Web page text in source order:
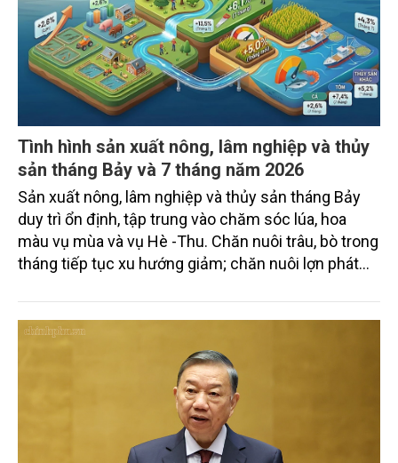
Tình hình sản xuất nông, lâm nghiệp và thủy
sản tháng Bảy và 7 tháng năm 2026
Sản xuất nông, lâm nghiệp và thủy sản tháng Bảy
duy trì ổn định, tập trung vào chăm sóc lúa, hoa
màu vụ mùa và vụ Hè -Thu. Chăn nuôi trâu, bò trong
tháng tiếp tục xu hướng giảm; chăn nuôi lợn phát
trưởng khá. Diện tích rừng trồng mới và sản lượng
thủy sản đều tăng nhẹ.